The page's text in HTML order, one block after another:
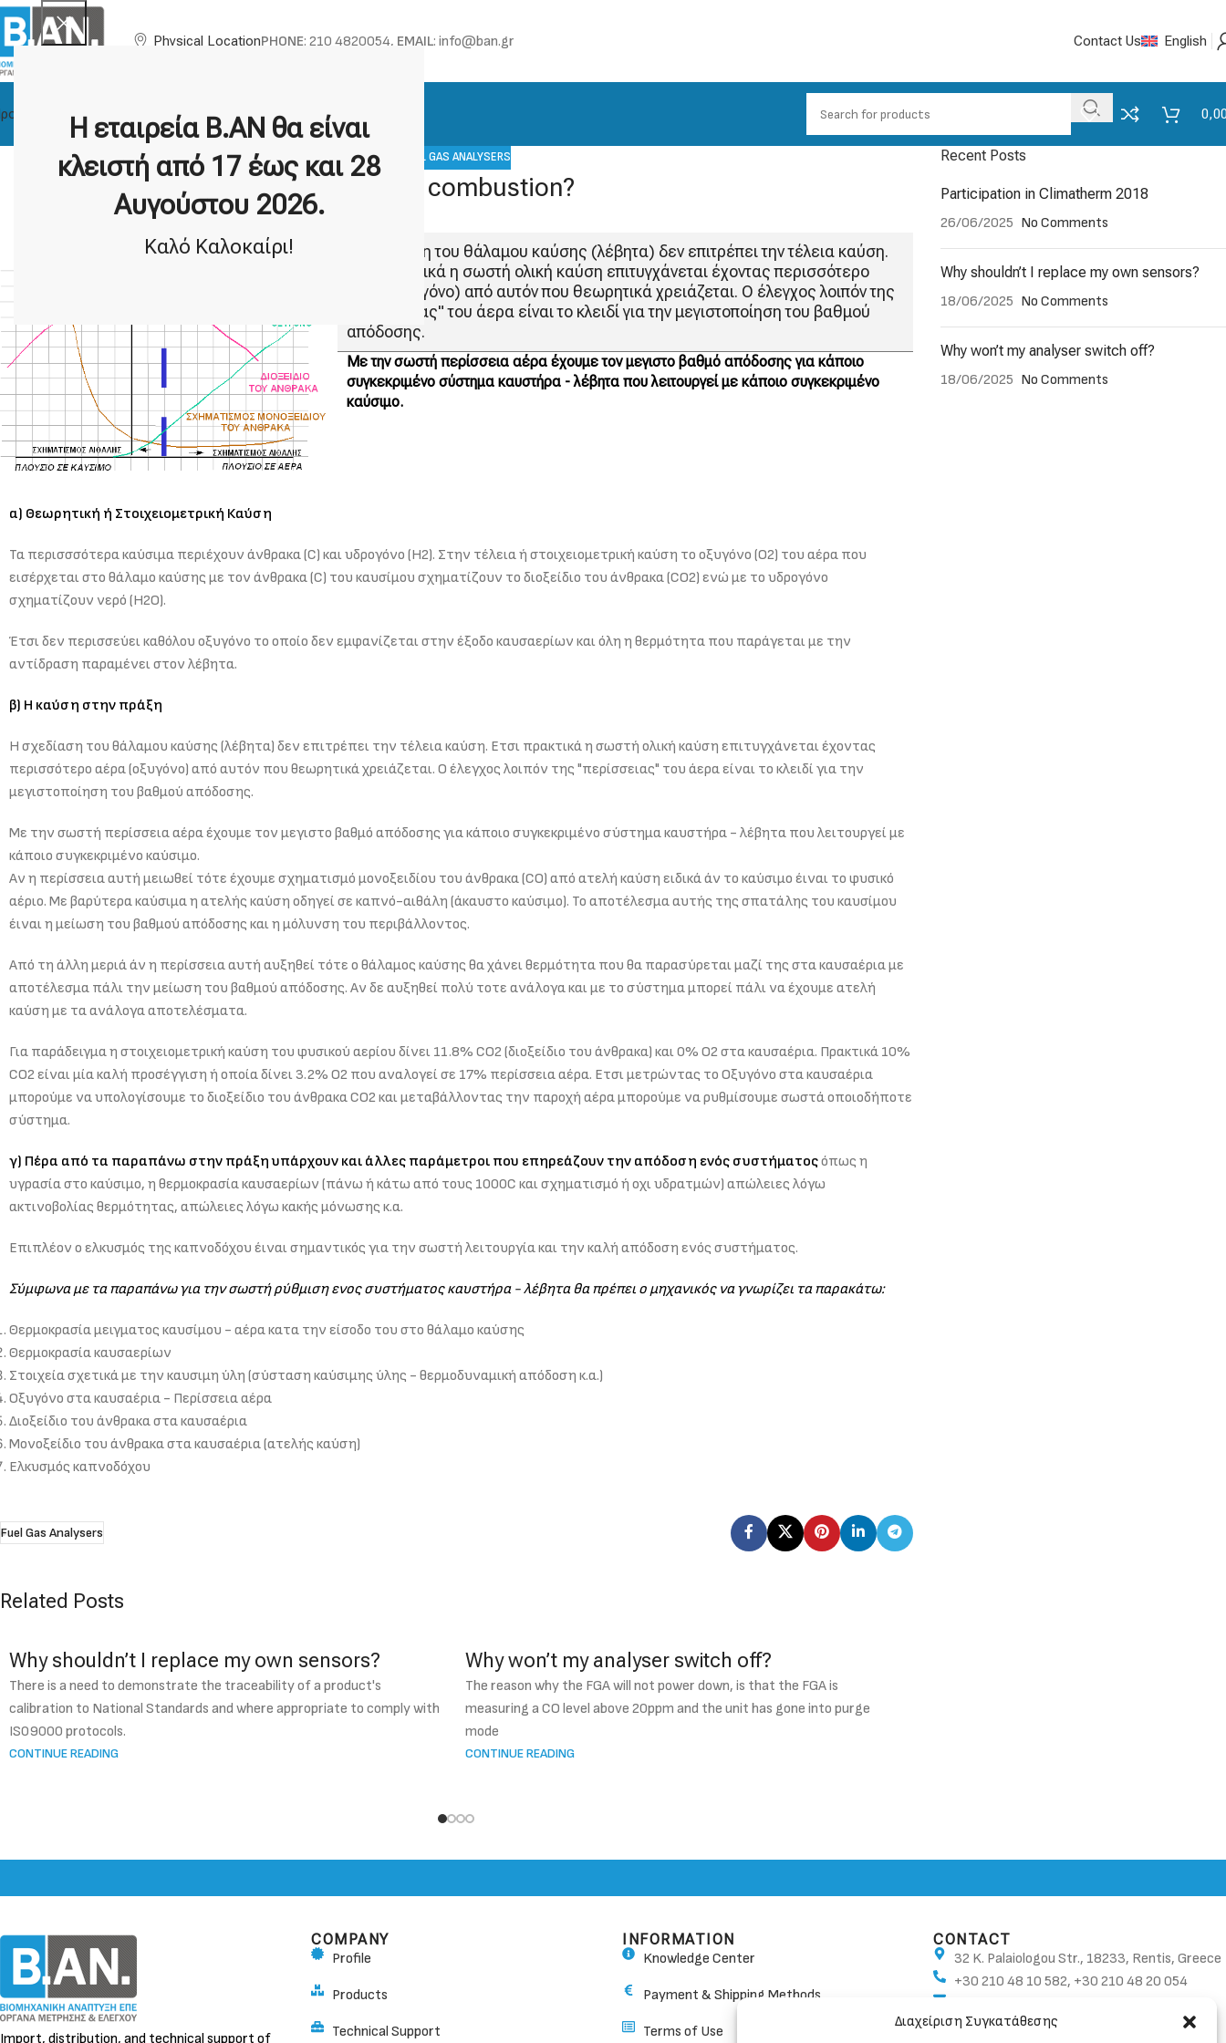
Η εταιρεία Β.ΑΝ θα είναι
κλειστή από 17 έως και 28
Αυγούστου 2026.
Καλό Καλοκαίρι!
Διαχείριση Συγκατάθεσης
Physical LocationPHONE: 210 4820054, EMAIL: info@ban.gr Contact Us English
About BAN Technical SupportBrands
FUEL GAS ANALYSERS
What is combustion?
Η σχεδίαση του θάλαμου καύσης (λέβητα) δεν επιτρέπει την τέλεια καύση.
Ετσι πρακτικά η σωστή ολική καύση επιτυγχάνεται έχοντας περισσότερο
αέρα (οξυγόνο) από αυτόν που θεωρητικά χρειάζεται. Ο έλεγχος λοιπόν της
"περίσσειας" του άερα είναι το κλειδί για την μεγιστοποίηση του βαθμού
απόδοσης.
Με την σωστή περίσσεια αέρα έχουμε τον μεγιστο βαθμό απόδοσης για κάποιο
συγκεκριμένο σύστημα καυστήρα - λέβητα που λειτουργεί με κάποιο συγκεκριμένο
καύσιμο.
α) Θεωρητική ή Στοιχειομετρική Καύση
Τα περισσσότερα καύσιμα περιέχουν άνθρακα (C) και υδρογόνο (Η2). Στην τέλεια ή στοιχειομετρική καύση το οξυγόνο (Ο2) του αέρα που
εισέρχεται στο θάλαμο καύσης με τον άνθρακα (C) του καυσίμου σχηματίζουν το διοξείδιο του άνθρακα (CO2) ενώ με το υδρογόνο
σχηματίζουν νερό (H2O).
Έτσι δεν περισσεύει καθόλου οξυγόνο το οποίο δεν εμφανίζεται στην έξοδο καυσαερίων και όλη η θερμότητα που παράγεται με την
αντίδραση παραμένει στον λέβητα.
β) Η καύση στην πράξη
Η σχεδίαση του θάλαμου καύσης (λέβητα) δεν επιτρέπει την τέλεια καύση. Ετσι πρακτικά η σωστή ολική καύση επιτυγχάνεται έχοντας
περισσότερο αέρα (οξυγόνο) από αυτόν που θεωρητικά χρειάζεται. Ο έλεγχος λοιπόν της "περίσσειας" του άερα είναι το κλειδί για την
μεγιστοποίηση του βαθμού απόδοσης.
Με την σωστή περίσσεια αέρα έχουμε τον μεγιστο βαθμό απόδοσης για κάποιο συγκεκριμένο σύστημα καυστήρα - λέβητα που λειτουργεί με
κάποιο συγκεκριμένο καύσιμο.
Αν η περίσσεια αυτή μειωθεί τότε έχουμε σχηματισμό μονοξειδίου του άνθρακα (CO) από ατελή καύση ειδικά άν το καύσιμο έιναι το φυσικό
αέριο. Με βαρύτερα καύσιμα η ατελής καύση οδηγεί σε καπνό-αιθάλη (άκαυστο καύσιμο). Το αποτέλεσμα αυτής της σπατάλης του καυσίμου
έιναι η μείωση του βαθμού απόδοσης και η μόλυνση του περιβάλλοντος.
Από τη άλλη μεριά άν η περίσσεια αυτή αυξηθεί τότε ο θάλαμος καύσης θα χάνει θερμότητα που θα παρασύρεται μαζί της στα καυσαέρια με
αποτέλεσμα πάλι την μείωση του βαθμού απόδοσης. Αν δε αυξηθεί πολύ τοτε ανάλογα και με το σύστημα μπορεί πάλι να έχουμε ατελή
καύση με τα ανάλογα αποτελέσματα.
Για παράδειγμα η στοιχειομετρική καύση του φυσικού αερίου δίνει 11.8% CO2 (διοξείδιο του άνθρακα) και 0% Ο2 στα καυσαέρια. Πρακτικά 10%
CΟ2 είναι μία καλή προσέγγιση ή οποία δίνει 3.2% Ο2 που αναλογεί σε 17% περίσσεια αέρα. Ετσι μετρώντας το Οξυγόνο στα καυσαέρια
μπορούμε να υπολογίσουμε το διοξείδιο του άνθρακα CO2 και μεταβάλλοντας την παροχή αέρα μπορούμε να ρυθμίσουμε σωστά οποιοδήποτε
σύστημα.
γ) Πέρα από τα παραπάνω στην πράξη υπάρχουν και άλλες παράμετροι που επηρεάζουν την απόδοση ενός συστήματοςόπως η
υγρασία στο καύσιμο, η θερμοκρασία καυσαερίων (πάνω ή κάτω από τους 1000C και σχηματισμό ή οχι υδρατμών) απώλειες λόγω
ακτινοβολίας θερμότητας, απώλειες λόγω κακής μόνωσης κ.α.
Επιπλέον ο ελκυσμός της καπνοδόχου έιναι σημαντικός για την σωστή λειτουργία και την καλή απόδοση ενός συστήματος.
Σύμφωνα με τα παραπάνω για την σωστή ρύθμιση ενος συστήματος καυστήρα - λέβητα θα πρέπει ο μηχανικός να γνωρίζει τα παρακάτω:
Θερμοκρασία μειγματος καυσίμου - αέρα κατα την είσοδο του στο θάλαμο καύσης
Θερμοκρασία καυσαερίων
Στοιχεία σχετικά με την καυσιμη ύλη (σύσταση καύσιμης ύλης - θερμοδυναμική απόδοση κ.α.)
Οξυγόνο στα καυσαέρια - Περίσσεια αέρα
Διοξείδιο του άνθρακα στα καυσαέρια
Μονοξείδιο του άνθρακα στα καυσαέρια (ατελής καύση)
Ελκυσμός καπνοδόχου
Fuel Gas Analysers
Related Posts
Why shouldn’t I replace my own sensors?
There is a need to demonstrate the traceability of a product's
calibration to National Standards and where appropriate to comply with
IS09000 protocols.
CONTINUE READING
Why won’t my analyser switch off?
The reason why the FGA will not power down, is that the FGA is
measuring a CO level above 20ppm and the unit has gone into purge
mode
CONTINUE READING
Recent Posts
Participation in Climatherm 2018
26/06/2025 No Comments
Why shouldn’t I replace my own sensors?
18/06/2025 No Comments
Why won’t my analyser switch off?
18/06/2025 No Comments
Import, distribution, and technical support of
COMPANY
Profile
Products
Technical Support
INFORMATION
Knowledge Center
Payment & Shipping Methods
Terms of Use
CONTACT
32 K. Palaiologou Str., 18233, Rentis, Greece
+30 210 48 10 582, +30 210 48 20 054